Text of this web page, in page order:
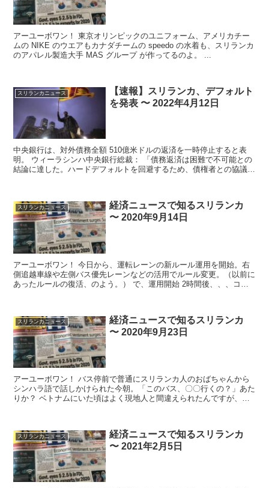
アーユーボワン！ 東京オリンピックのユニフォーム、アメリカチー
ムの NIKE のウエアもカナダチームの speedo の水着も、スリランカ
スリランカニュース
【速報】スリランカ、デフォルト
を発表 〜 2022年4月12日
中央銀行は、対外債務全額 510億米ドルの返済を一時停止すると表
明。 ウィーラシンハ中央銀行総裁： 「債務返済は困難で不可能との
結論に達した。ハードデフォルトを回避するため、債権者との協議を
スリランカニュース
経済ニュースで知るスリランカ
〜 2020年9月14日
アーユーボワン！ 今日から、運転レーンの新ルール運用を開始。右
側追越車線や左側バス優先レーンなどの活用でルール変更。（以前に
あったルールの復活、のよう。） で、運用開始 2時間後、、、コロ
スリランカニュース
経済ニュースで知るスリランカ
〜 2020年9月23日
アーユーボワン！ バス停前で普通にスリランカ人のおばちゃんから
シンハラ語で話しかけられた今朝。「このバス、〇〇行くの？」あた
りか？ ベトナムにいた頃はよく現地人と間違えられたんですが、さ
スリランカニュース
経済ニュースで知るスリランカ
〜 2021年2月5日